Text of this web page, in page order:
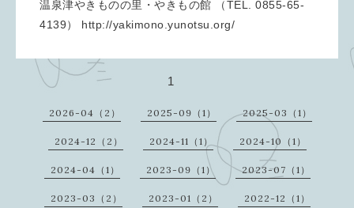
温泉津やきものの里・やきもの館 （TEL. 0855-65-
4139） http://yakimono.yunotsu.org/
1
2026-04（2） 2025-09（1） 2025-03（1）
2024-12（2） 2024-11（1） 2024-10（1）
2024-04（1） 2023-09（1） 2023-07（1）
2023-03（2） 2023-01（2） 2022-12（1）